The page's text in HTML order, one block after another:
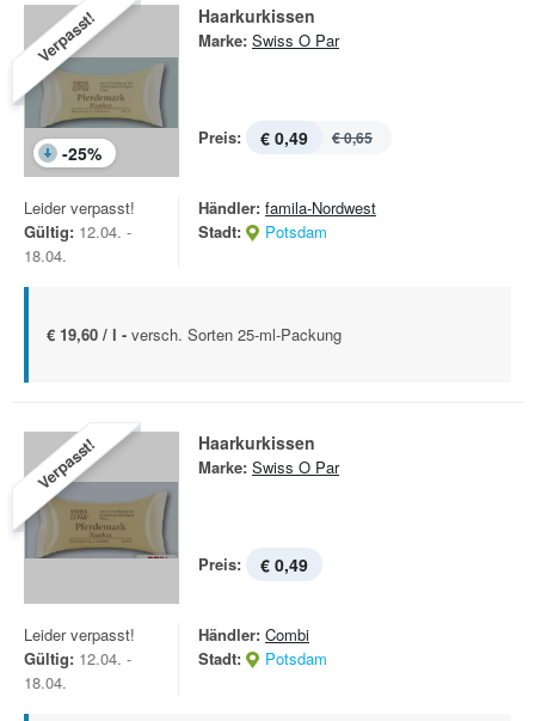
Verpasst!
-25%
Haarkurkissen
Marke: Swiss O Par
Preis: € 0,49 € 0,65
Leider verpasst!
Gültig: 12.04. -
18.04.
Händler: famila-Nordwest
Stadt:
Potsdam
€ 19,60 / l - versch. Sorten 25-ml-Packung
Verpasst! Haarkurkissen
Marke: Swiss O Par
Preis: € 0,49
Leider verpasst!
Gültig: 12.04. -
18.04.
Händler: Combi
Stadt:
Potsdam